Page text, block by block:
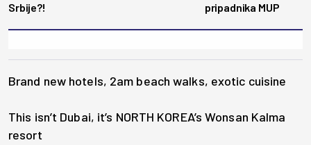
Srbije?!
pripadnika MUP
Brand new hotels, 2am beach walks, exotic cuisine
This isn’t Dubai, it’s NORTH KOREA’s Wonsan Kalma
resort